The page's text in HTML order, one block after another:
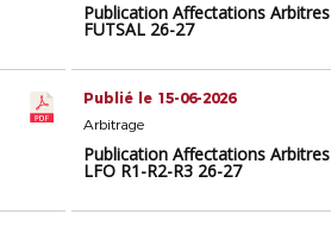
Publication Affectations Arbitres
FUTSAL 26-27
Publié le 15-06-2026
Arbitrage
Publication Affectations Arbitres
LFO R1-R2-R3 26-27